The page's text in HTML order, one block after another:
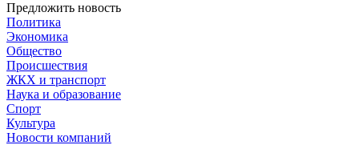
Предложить новость
Политика
Экономика
Общество
Происшествия
ЖКХ и транспорт
Наука и образование
Спорт
Культура
Новости компаний